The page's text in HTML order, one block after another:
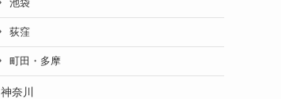
池袋
荻窪
町田・多摩
神奈川